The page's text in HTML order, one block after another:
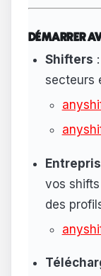
DÉMARRER
Shifters
secteurs
vos
des